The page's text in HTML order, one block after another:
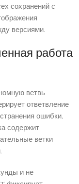
сохранений с
версиями.
работа
ветвь
ответвление
ошибки,
содержит
ветки
и не